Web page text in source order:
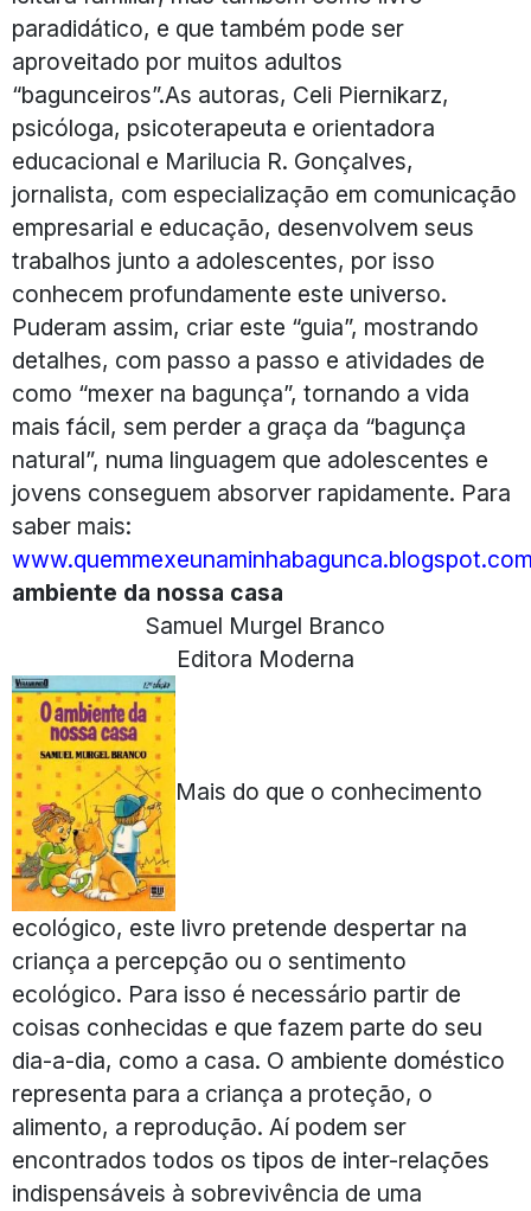
paradidático, e que também pode ser
aproveitado por muitos adultos
“bagunceiros”.As autoras, Celi Piernikarz,
psicóloga, psicoterapeuta e orientadora
educacional e Marilucia R. Gonçalves,
jornalista, com especialização em comunicação
empresarial e educação, desenvolvem seus
trabalhos junto a adolescentes, por isso
conhecem profundamente este universo.
Puderam assim, criar este “guia”, mostrando
detalhes, com passo a passo e atividades de
como “mexer na bagunça”, tornando a vida
mais fácil, sem perder a graça da “bagunça
natural”, numa linguagem que adolescentes e
jovens conseguem absorver rapidamente. Para
saber mais:
ambiente da nossa casa
Samuel Murgel Branco
Editora Moderna
Mais do que o conhecimento
ecológico, este livro pretende despertar na
criança a percepção ou o sentimento
ecológico. Para isso é necessário partir de
coisas conhecidas e que fazem parte do seu
dia-a-dia, como a casa. O ambiente doméstico
representa para a criança a proteção, o
alimento, a reprodução. Aí podem ser
encontrados todos os tipos de inter-relações
indispensáveis à sobrevivência de uma